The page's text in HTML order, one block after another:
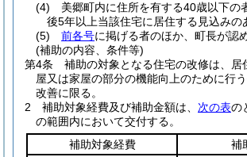
(4)
美郷町内に住所を有する40歳以下の
後5年以上当該住宅に居住する見込みの
(5)
前各号に掲げる者のほか、町長が認
(補助の内容、条件等)
第4条
補助の対象となる住宅の改修は、居
屋又は家屋の部分の機能向上のために行
改善に限る。
2
補助対象経費及び補助金額は、 次の表の
の範囲内において交付する。
補助対象経費
補